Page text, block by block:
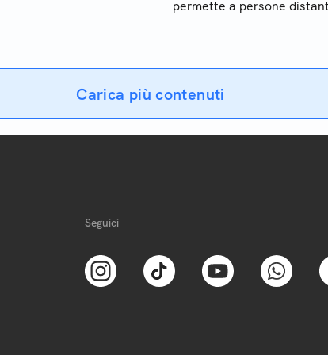
permette a persone
Carica più contenuti
Seguici